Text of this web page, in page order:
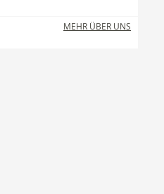
MEHR ÜBER UNS